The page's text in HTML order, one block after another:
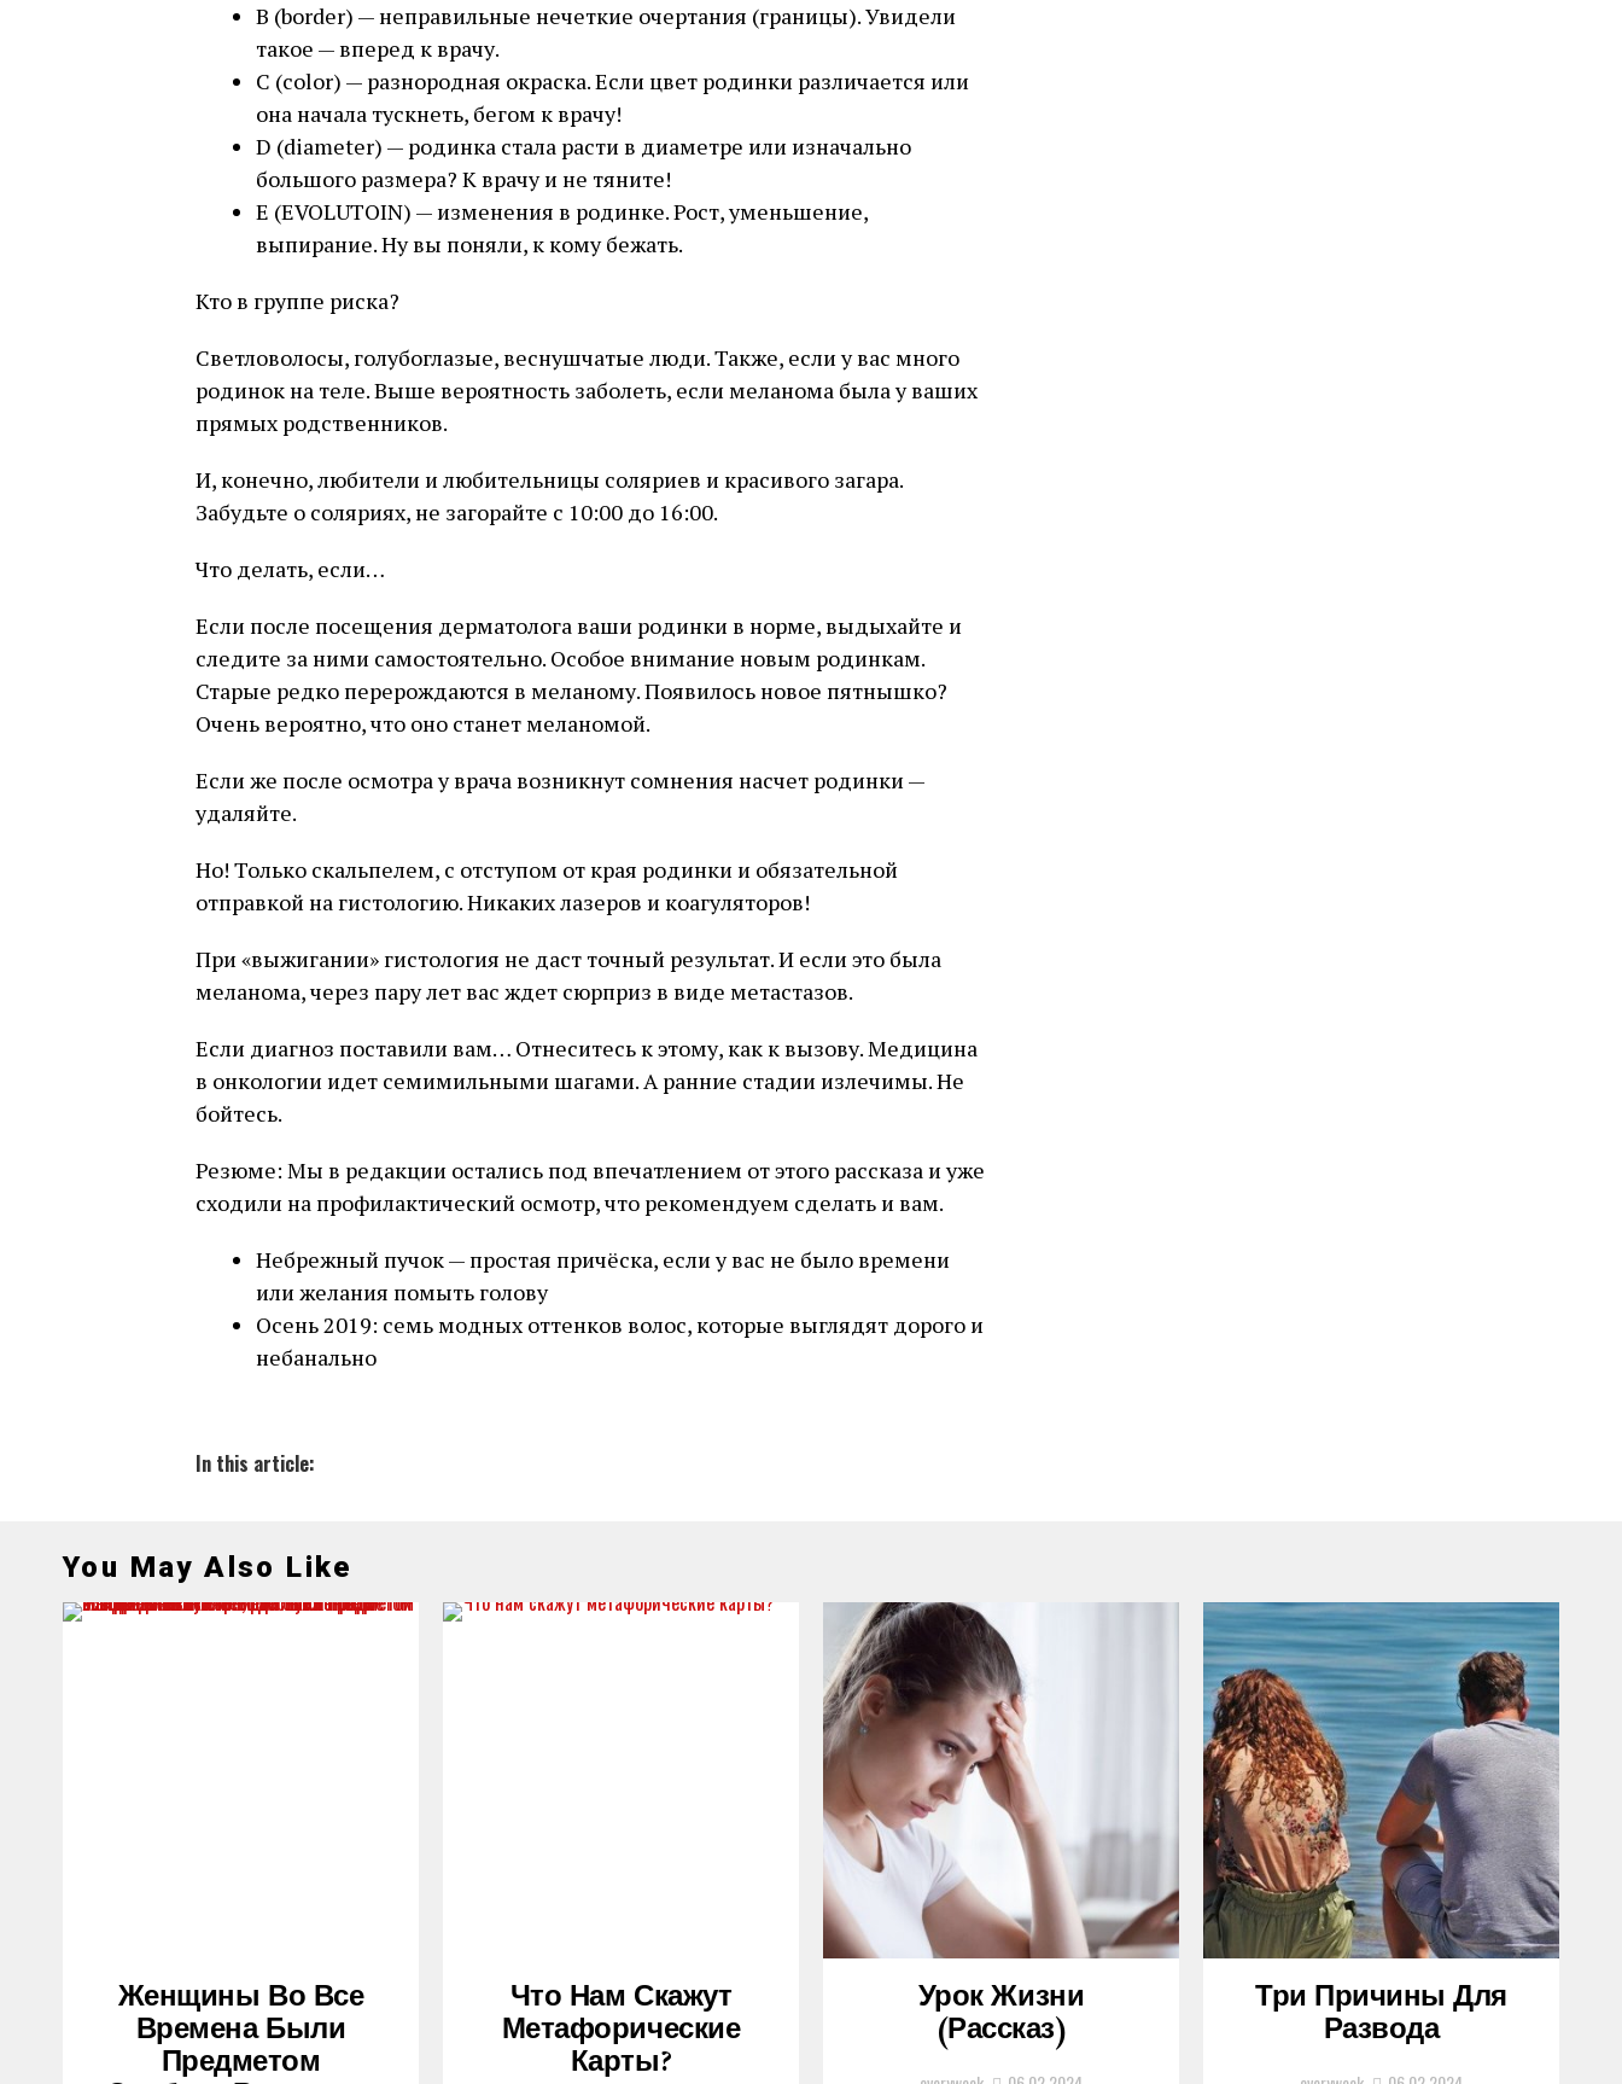
В (border) — неправильные нечеткие очертания (границы). Увидели
такое — вперед к врачу.
С (color) — разнородная окраска. Если цвет родинки различается или
она начала тускнеть, бегом к врачу!
D (diameter) — родинка стала расти в диаметре или изначально
большого размера? К врачу и не тяните!
Е (EVOLUTOIN) — изменения в родинке. Рост, уменьшение,
выпирание. Ну вы поняли, к кому бежать.
Кто в группе риска?
Светловолосы, голубоглазые, веснушчатые люди. Также, если у вас много
родинок на теле. Выше вероятность заболеть, если меланома была у ваших
прямых родственников.
И, конечно, любители и любительницы соляриев и красивого загара.
Забудьте о соляриях, не загорайте с 10:00 до 16:00.
Что делать, если…
Если после посещения дерматолога ваши родинки в норме, выдыхайте и
следите за ними самостоятельно. Особое внимание новым родинкам.
Старые редко перерождаются в меланому. Появилось новое пятнышко?
Очень вероятно, что оно станет меланомой.
Если же после осмотра у врача возникнут сомнения насчет родинки —
удаляйте.
Но! Только скальпелем, с отступом от края родинки и обязательной
отправкой на гистологию. Никаких лазеров и коагуляторов!
При «выжигании» гистология не даст точный результат. И если это была
меланома, через пару лет вас ждет сюрприз в виде метастазов.
Если диагноз поставили вам… Отнеситесь к этому, как к вызову. Медицина
в онкологии идет семимильными шагами. А ранние стадии излечимы. Не
бойтесь.
Резюме: Мы в редакции остались под впечатлением от этого рассказа и уже
сходили на профилактический осмотр, что рекомендуем сделать и вам.
Небрежный пучок — простая причёска, если у вас не было времени
или желания помыть голову
Осень 2019: семь модных оттенков волос, которые выглядят дорого и
небанально
In this article:
You May Also Like
Женщины Во Все
Времена Были
Предметом
Что Нам Скажут
Метафорические
Карты?
Урок Жизни
(рассказ)
Три Причины Для
Развода